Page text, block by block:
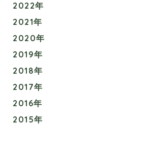
2022年
2021年
2020年
2019年
2018年
2017年
2016年
2015年